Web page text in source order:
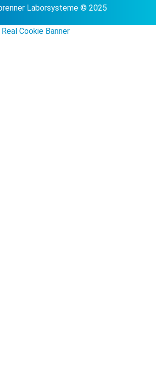
Laborsysteme © 2025
Cookie Banner